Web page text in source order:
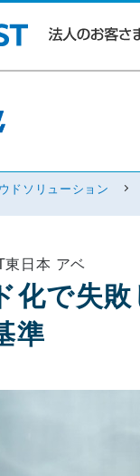
ドソリューション
日本 アベ
化で失
準